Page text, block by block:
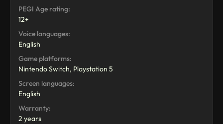
PEGI Age rating:
12+
Voice languages:
English
Game platforms:
Nintendo Switch, Playstation 5
Screen languages:
English
Warranty:
2 years